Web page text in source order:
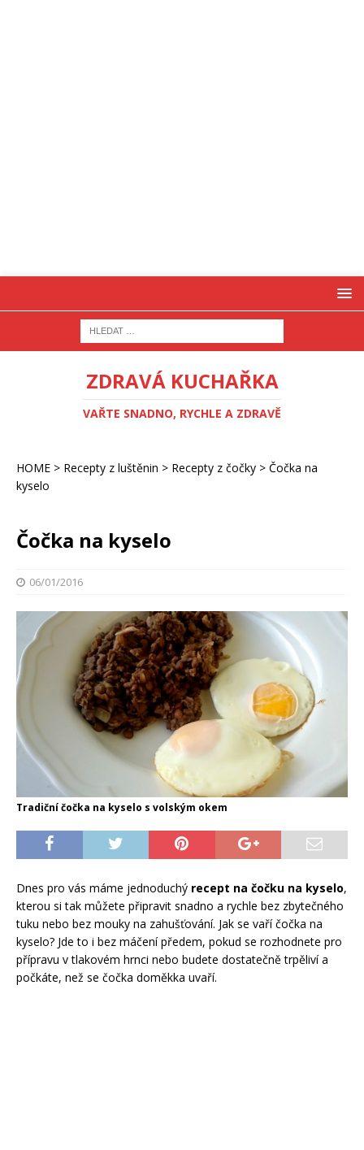
ZDRAVÁ KUCHAŘKA
VAŘTE SNADNO, RYCHLE A ZDRAVĚ
HOME > Recepty z luštěnin > Recepty z čočky > Čočka na
kyselo
Čočka na kyselo
06/01/2016
Tradiční čočka na kyselo s volským okem
Dnes pro vás máme jednoduchý recept na čočku na kyselo,
kterou si tak můžete připravit snadno a rychle bez zbytečného
tuku nebo bez mouky na zahušťování. Jak se vaří čočka na
kyselo? Jde to i bez máčení předem, pokud se rozhodnete pro
přípravu v tlakovém hrnci nebo budete dostatečně trpěliví a
počkáte, než se čočka doměkka uvaří.